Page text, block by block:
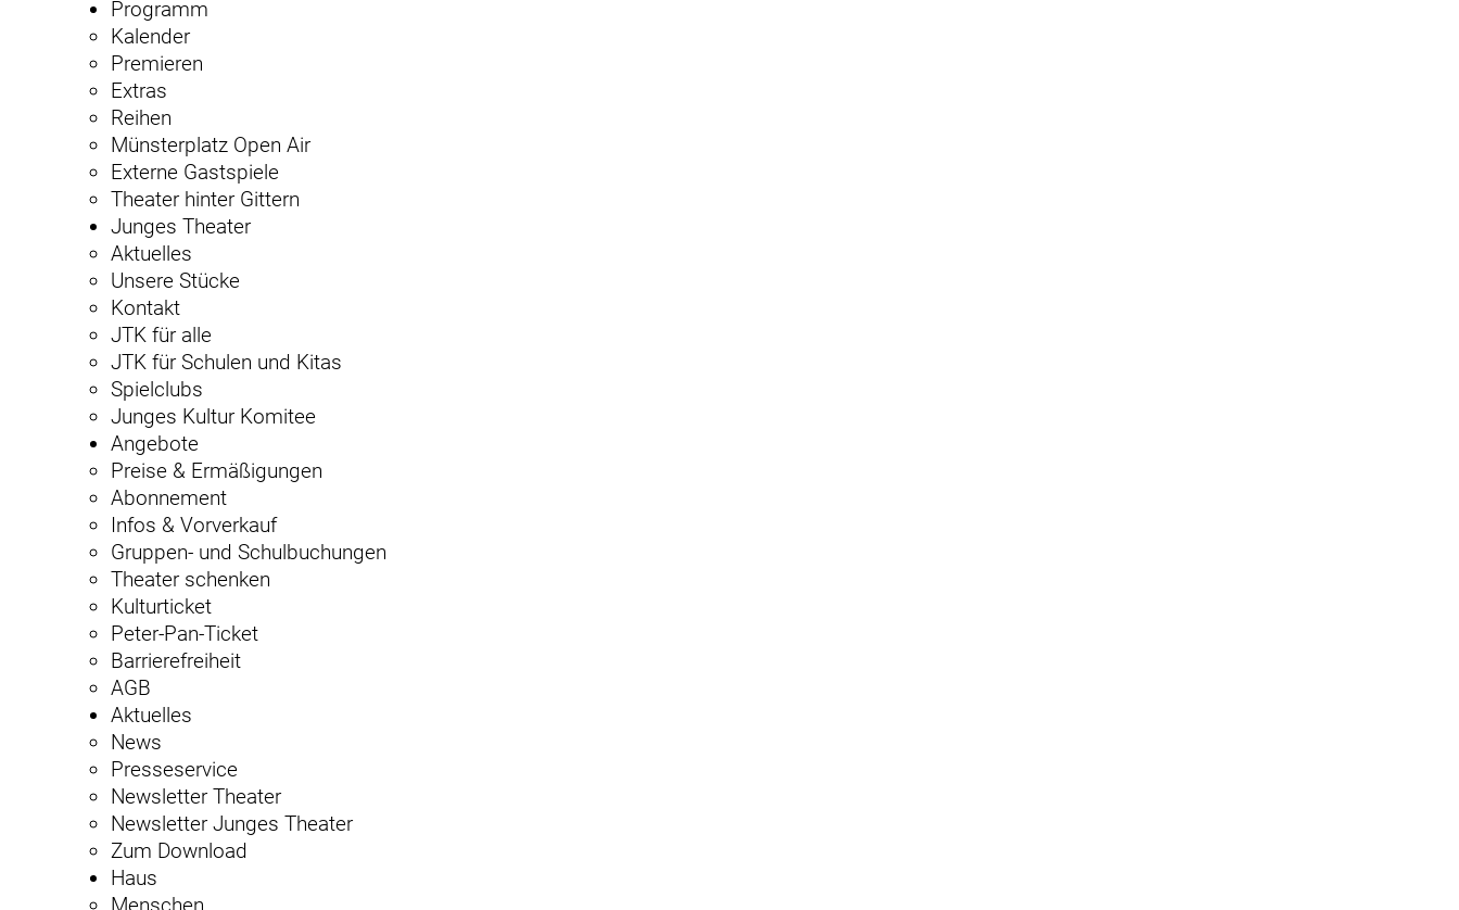
Programm
Kalender
Premieren
Extras
Reihen
Münsterplatz Open Air
Externe Gastspiele
Theater hinter Gittern
Junges Theater
Aktuelles
Unsere Stücke
Kontakt
JTK für alle
JTK für Schulen und Kitas
Spielclubs
Junges Kultur Komitee
Angebote
Preise & Ermäßigungen
Abonnement
Infos & Vorverkauf
Gruppen- und Schulbuchungen
Theater schenken
Kulturticket
Peter-Pan-Ticket
Barrierefreiheit
AGB
Aktuelles
News
Presseservice
Newsletter Theater
Newsletter Junges Theater
Zum Download
Haus